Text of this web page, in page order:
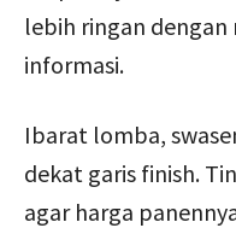
lebih ringan
informasi.
Ibarat lomba,
dekat garis finish.
agar harga